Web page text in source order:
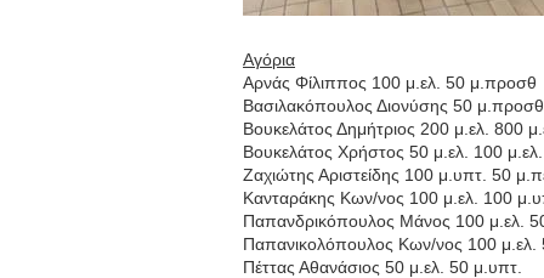
Αγόρια
Αρνάς Φίλιππος 100 μ.ελ. 50 μ.προσθ
Βασιλακόπουλος Διονύσης 50
Βουκελάτος Δημήτριος 200 μ.ελ. 800
Βουκελάτος Χρήστος 50 μ.ελ. 100
Ζαχιώτης Αριστείδης 100 μ.υπτ. 50
Κανταράκης Κων/νος 100 μ.ελ. 100
Παπανδρικόπουλος Μάνος 100 μ.ελ.
Παπανικολόπουλος Κων/νος 100
Πέττας Αθανάσιος 50 μ.ελ. 50 μ.υπτ.